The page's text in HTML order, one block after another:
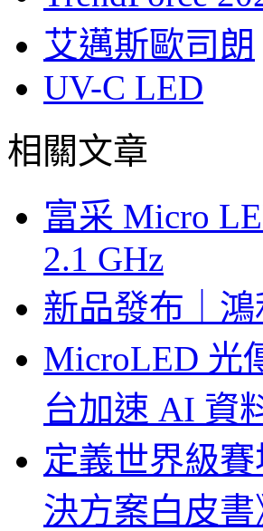
艾邁斯歐司朗
UV-C LED
相關文章
富采 Micro
2.1 GHz
新品發布｜
MicroLED 光
台加速 AI 資
定義世界級
決方案白皮書